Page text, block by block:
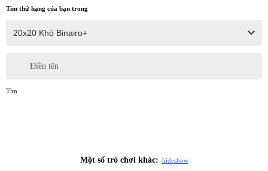
Tìm thứ hạng của bạn trong
Điền tên
Tìm
Một số trò chơi khác: hideshow